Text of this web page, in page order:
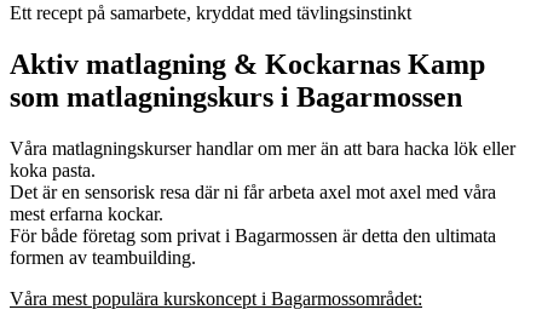
Ett recept på samarbete, kryddat med tävlingsinstinkt
Aktiv matlagning & Kockarnas Kamp
som matlagningskurs i Bagarmossen
Våra matlagningskurser handlar om mer än att bara hacka lök eller
koka pasta.
Det är en sensorisk resa där ni får arbeta axel mot axel med våra
mest erfarna kockar.
För både företag som privat i Bagarmossen är detta den ultimata
formen av teambuilding.
Våra mest populära kurskoncept i Bagarmossområdet: